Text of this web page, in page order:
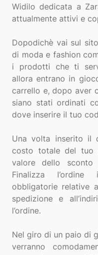
Widilo dedicata a
attualmente attivi e
Dopodichè vai sul
di moda e fashion
i prodotti che ti
allora entrano in
carrello e, dopo aver
siano stati ordinati
dove inserire il tuo
Una volta inserito il
costo totale del tuo
valore dello sconto
Finalizza l’ordine
obbligatorie relative
spedizione e
l’ordine.
Nel giro di un paio di
verranno